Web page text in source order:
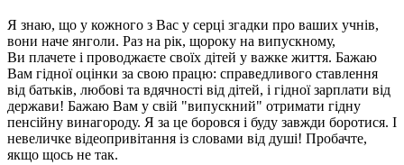
Я знаю, що у кожного з Вас у серці згадки про ваших учнів,
вони наче янголи. Раз на рік, щороку на випускному,
Ви плачете і проводжаєте своїх дітей у важке життя. Бажаю
Вам гідної оцінки за свою працю: справедливого ставлення
від батьків, любові та вдячності від дітей, і гідної зарплати від
держави! Бажаю Вам у свій "випускний" отримати гідну
пенсійну винагороду. Я за це боровся і буду завжди боротися. І
невеличке відеопривітання із словами від душі! Пробачте,
якщо щось не так.